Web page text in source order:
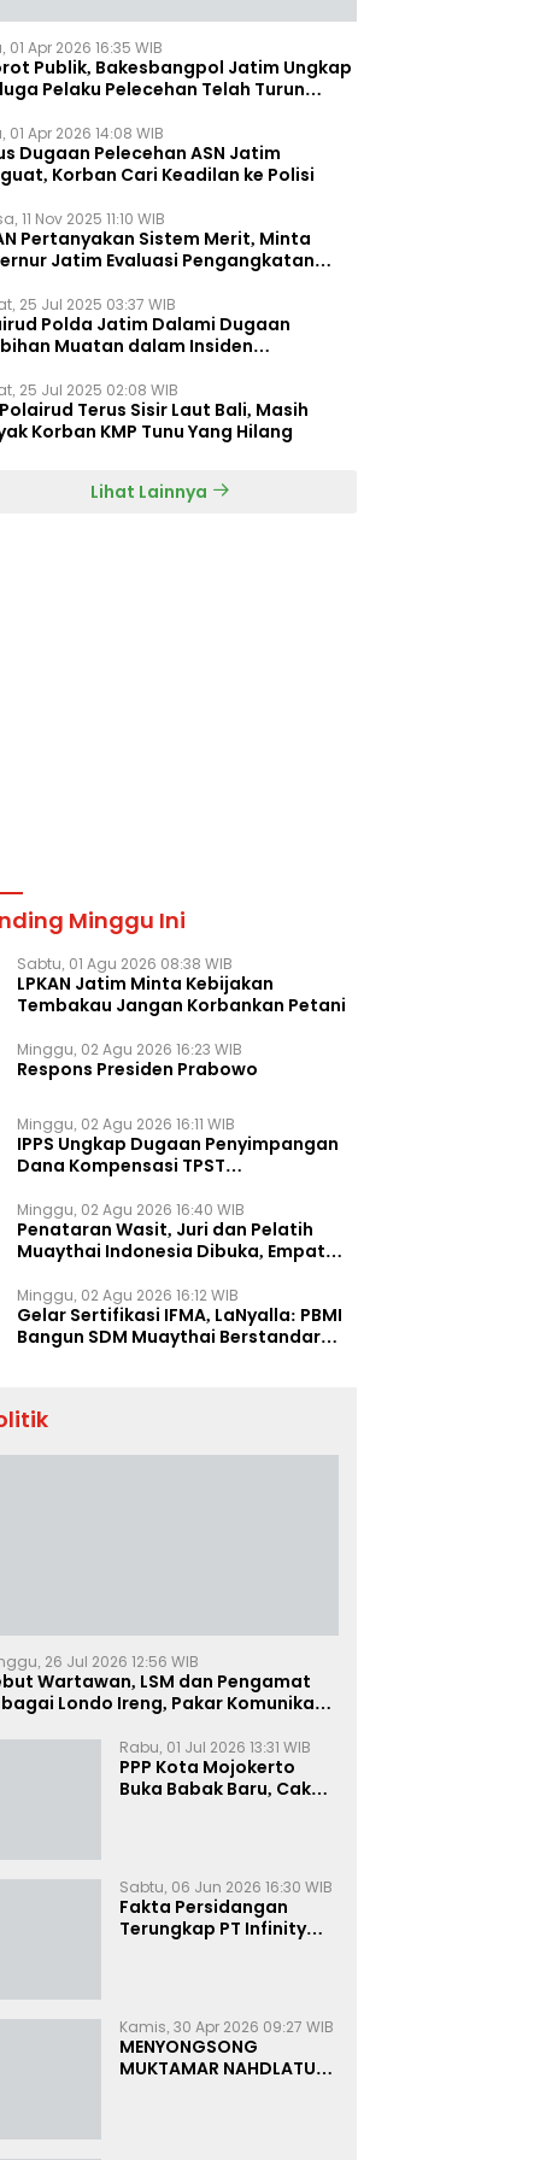
01 Apr 2026 16:35 WIB
Publik, Bakesbangpol Jatim Ungkap
Pelaku Pelecehan Telah Turun
01 Apr 2026 14:08 WIB
Dugaan Pelecehan ASN Jatim
Korban Cari Keadilan ke Polisi
11 Nov 2025 11:10 WIB
Pertanyakan Sistem Merit, Minta
Jatim Evaluasi Pengangkatan
25 Jul 2025 03:37 WIB
Polda Jatim Dalami Dugaan
Muatan dalam Insiden
25 Jul 2025 02:08 WIB
Terus Sisir Laut Bali, Masih
Korban KMP Tunu Yang Hilang
Lihat Lainnya
Minggu Ini
Sabtu, 01 Agu 2026 08:38 WIB
LPKAN Jatim Minta Kebijakan
Tembakau Jangan Korbankan Petani
Minggu, 02 Agu 2026 16:23 WIB
Respons Presiden Prabowo
Minggu, 02 Agu 2026 16:11 WIB
IPPS Ungkap Dugaan Penyimpangan
Dana Kompensasi TPST
Minggu, 02 Agu 2026 16:40 WIB
Penataran Wasit, Juri dan Pelatih
Muaythai Indonesia Dibuka, Empat
Minggu, 02 Agu 2026 16:12 WIB
Gelar Sertifikasi IFMA, LaNyalla: PBMI
Bangun SDM Muaythai Berstandar
26 Jul 2026 12:56 WIB
Wartawan, LSM dan Pengamat
Londo Ireng, Pakar Komunikasi:
Rabu, 01 Jul 2026 13:31 WIB
PPP Kota Mojokerto
Buka Babak Baru, Cak
Sabtu, 06 Jun 2026 16:30 WIB
Fakta Persidangan
Terungkap PT Infinity
Kamis, 30 Apr 2026 09:27 WIB
MENYONGSONG
MUKTAMAR NAHDLATUL